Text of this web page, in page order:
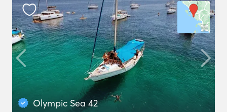
Olympic Sea 42